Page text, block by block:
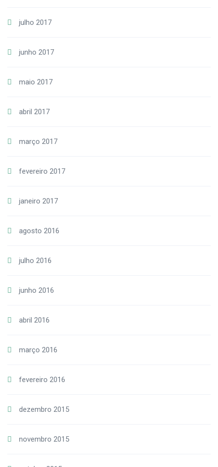
julho 2017
junho 2017
maio 2017
abril 2017
março 2017
fevereiro 2017
janeiro 2017
agosto 2016
julho 2016
junho 2016
abril 2016
março 2016
fevereiro 2016
dezembro 2015
novembro 2015